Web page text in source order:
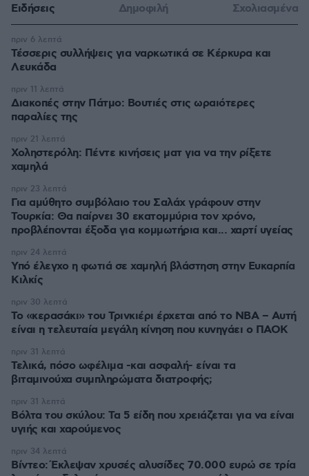
Ειδήσεις Δημοφιλή Σχολιασμένα
Τέσσερις συλλήψεις για ναρκωτικά σε Κέρκυρα και
Λευκάδα
πριν 6 λεπτά
Διακοπές στην Πάτμο: Βουτιές στις ωραιότερες
παραλίες της
πριν 11 λεπτά
Χοληστερόλη: Πέντε κινήσεις ματ για να την ρίξετε
χαμηλά
πριν 21 λεπτά
Για αμύθητο συμβόλαιο του Σαλάχ γράφουν στην
Τουρκία: Θα παίρνει 30 εκατομμύρια τον χρόνο,
προβλέπονται έξοδα για κομμωτήρια και... χαρτί υγείας
πριν 23 λεπτά
Υπό έλεγχο η φωτιά σε χαμηλή βλάστηση στην Ευκαρπία
Κιλκίς
πριν 24 λεπτά
Το «κερασάκι» του Τρινκιέρι έρχεται από το NBA – Αυτή
είναι η τελευταία μεγάλη κίνηση που κυνηγάει ο ΠΑΟΚ
πριν 30 λεπτά
Τελικά, πόσο ωφέλιμα -και ασφαλή- είναι τα
βιταμινούχα συμπληρώματα διατροφής;
πριν 31 λεπτά
Βόλτα του σκύλου: Τα 5 είδη που χρειάζεται για να είναι
υγιής και χαρούμενος
πριν 31 λεπτά
Βίντεο: Έκλεψαν χρυσές αλυσίδες 70.000 ευρώ σε τρία
πριν 34 λεπτά